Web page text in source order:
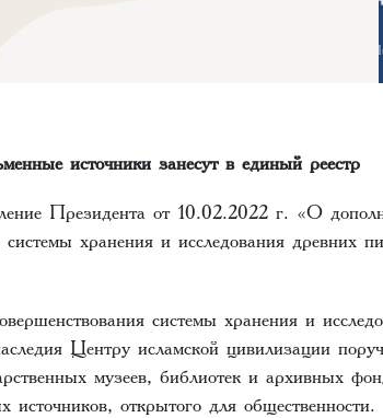
источники занесут в единый реестр
Президента от 10.02.2022 г. «О
системы хранения и исследования древних
системы хранения и
Центру исламской цивилизации
музеев, библиотек и архивных
источников, открытого для общественности.